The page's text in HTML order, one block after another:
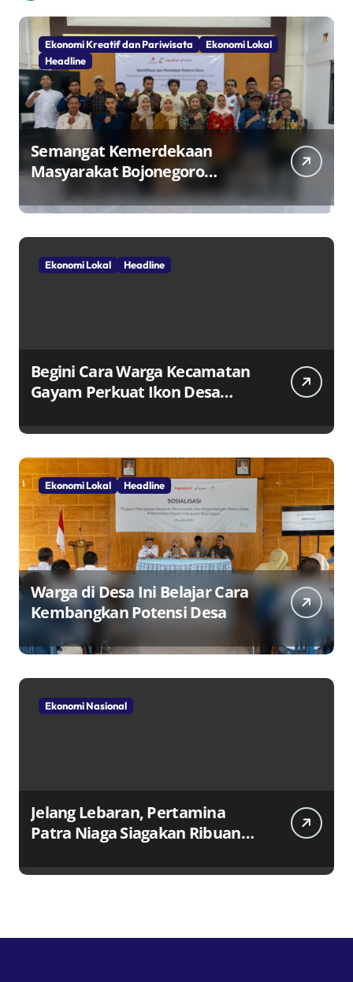
Ekonomi Kreatif dan Pariwisata
Ekonomi Lokal
Headline
Semangat Kemerdekaan
Masyarakat Bojonegoro
Bangun Desa Mandiri Ekonomi
Ekonomi Lokal Headline
Begini Cara Warga Kecamatan
Gayam Perkuat Ikon Desa
Melalui TPID
Ekonomi Lokal Headline
Warga di Desa Ini Belajar Cara
Kembangkan Potensi Desa
Ekonomi Nasional
Jelang Lebaran, Pertamina
Patra Niaga Siagakan Ribuan